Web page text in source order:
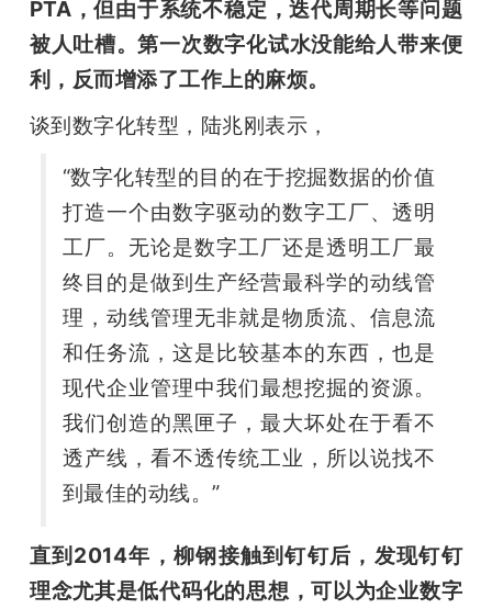
PTA，但由于系统不稳定，迭代周期长等问题
被人吐槽。第一次数字化试水没能给人带来便
利，反而增添了工作上的麻烦。
谈到数字化转型，陆兆刚表示，
“数字化转型的目的在于挖掘数据的价值
打造一个由数字驱动的数字工厂、透明
工厂。无论是数字工厂还是透明工厂最
终目的是做到生产经营最科学的动线管
理，动线管理无非就是物质流、信息流
和任务流，这是比较基本的东西，也是
现代企业管理中我们最想挖掘的资源。
我们创造的黑匣子，最大坏处在于看不
透产线，看不透传统工业，所以说找不
到最佳的动线。”
直到2014年，柳钢接触到钉钉后，发现钉钉
理念尤其是低代码化的思想，可以为企业数字